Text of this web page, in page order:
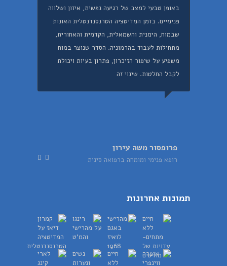
באופן טבעי למצב של רגיעה נפשית, איזון ושלווה
פנימיים. בזמן המדיטציה הטרנסנדנטלית האונות
שבמוח, הימנית והשמאלית, הקדמית והאחורית,
מתחילות לעבוד בהרמוניה. הסדר שנוצר במוח
משפיע על שיפור הזיכרון, פתרון בעיות ויכולת
לקבל החלטות. שינוי זה
פרופסור משה עירון
רופא פנימי ומומחה ברפואה סינית
תמונות אחרונות